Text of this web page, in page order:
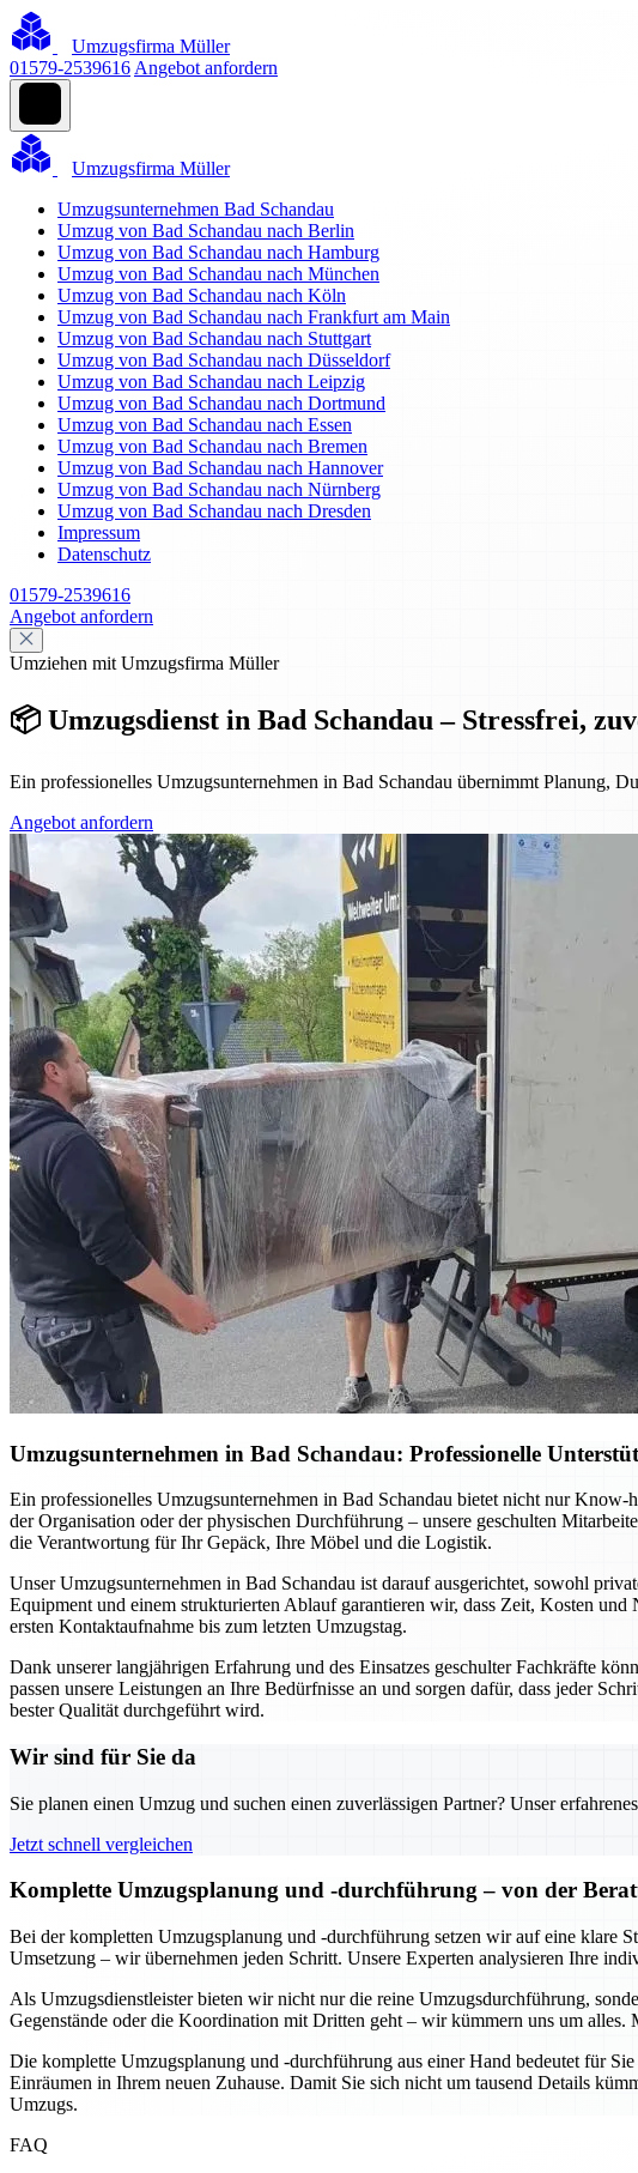
Umzugsfirma Müller
01579-2539616 Angebot anfordern
Umzugsfirma Müller
Umzugsunternehmen Bad Schandau
Umzug von Bad Schandau nach Berlin
Umzug von Bad Schandau nach Hamburg
Umzug von Bad Schandau nach München
Umzug von Bad Schandau nach Köln
Umzug von Bad Schandau nach Frankfurt am Main
Umzug von Bad Schandau nach Stuttgart
Umzug von Bad Schandau nach Düsseldorf
Umzug von Bad Schandau nach Leipzig
Umzug von Bad Schandau nach Dortmund
Umzug von Bad Schandau nach Essen
Umzug von Bad Schandau nach Bremen
Umzug von Bad Schandau nach Hannover
Umzug von Bad Schandau nach Nürnberg
Umzug von Bad Schandau nach Dresden
Impressum
Datenschutz
01579-2539616
Angebot anfordern
Umziehen mit Umzugsfirma Müller
📦 Umzugsdienst in Bad Schandau – Stressfrei,
Ein professionelles Umzugsunternehmen in Bad Schandau übernimmt Planung,
Angebot anfordern
Umzugsunternehmen in Bad Schandau: Professionelle
Ein professionelles Umzugsunternehmen in Bad Schandau bietet nicht nur
der Organisation oder der physischen Durchführung – unsere geschulten
die Verantwortung für Ihr Gepäck, Ihre Möbel und die Logistik.
Unser Umzugsunternehmen in Bad Schandau ist darauf ausgerichtet, sowohl
Equipment und einem strukturierten Ablauf garantieren wir, dass Zeit, Kosten
ersten Kontaktaufnahme bis zum letzten Umzugstag.
Dank unserer langjährigen Erfahrung und des Einsatzes geschulter Fachkräfte
passen unsere Leistungen an Ihre Bedürfnisse an und sorgen dafür, dass jeder
bester Qualität durchgeführt wird.
Wir sind für Sie da
Sie planen einen Umzug und suchen einen zuverlässigen Partner? Unser
Jetzt schnell vergleichen
Komplette Umzugsplanung und -durchführung – von der
Bei der kompletten Umzugsplanung und -durchführung setzen wir auf eine klare
Umsetzung – wir übernehmen jeden Schritt. Unsere Experten analysieren Ihre
Als Umzugsdienstleister bieten wir nicht nur die reine Umzugsdurchführung,
Gegenstände oder die Koordination mit Dritten geht – wir kümmern uns um
Die komplette Umzugsplanung und -durchführung aus einer Hand bedeutet für
Einräumen in Ihrem neuen Zuhause. Damit Sie sich nicht um tausend Details
Umzugs.
FAQ